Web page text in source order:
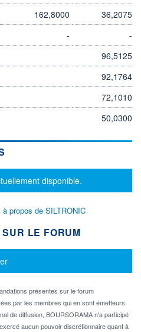
162,8000
36,2075
-
-
96,5125
92,1764
72,1010
50,0300
disponible.
propos de SILTRONIC
LE FORUM
présentes sur le forum
par les membres qui en sont émetteurs.
de diffusion, BOURSORAMA n'a participé
aucun pouvoir discrétionnaire quant à